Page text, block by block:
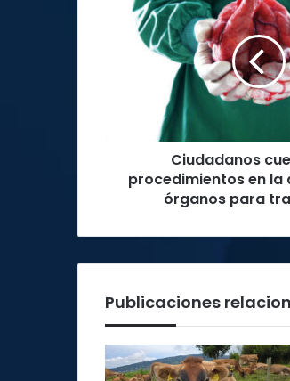
cuestionan
procedimientos
Ciudadanos
procedimientos en la
órganos para
Publicaciones